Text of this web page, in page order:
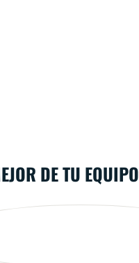
DE TU EQUIPO